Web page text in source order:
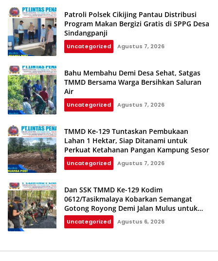
Patroli Polsek Cikijing Pantau Distribusi
Program Makan Bergizi Gratis di SPPG Desa
Sindangpanji
Uncategorized Agustus 7, 2026
Bahu Membahu Demi Desa Sehat, Satgas
TMMD Bersama Warga Bersihkan Saluran
Air
Uncategorized Agustus 7, 2026
TMMD Ke-129 Tuntaskan Pembukaan
Lahan 1 Hektar, Siap Ditanami untuk
Perkuat Ketahanan Pangan Kampung Sesor
Uncategorized Agustus 7, 2026
Dan SSK TMMD Ke-129 Kodim
0612/Tasikmalaya Kobarkan Semangat
Gotong Royong Demi Jalan Mulus untuk
Rakyat
Uncategorized Agustus 6, 2026